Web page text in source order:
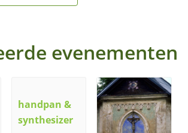
evenementen
handpan &
synthesizer